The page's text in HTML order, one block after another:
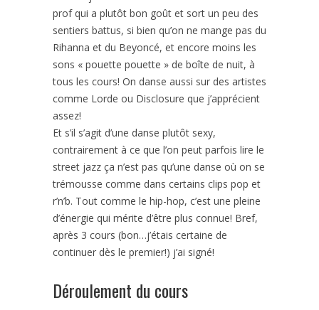
prof qui a plutôt bon goût et sort un peu des
sentiers battus, si bien qu’on ne mange pas du
Rihanna et du Beyoncé, et encore moins les
sons « pouette pouette » de boîte de nuit, à
tous les cours! On danse aussi sur des artistes
comme Lorde ou Disclosure que j’apprécient
assez!
Et s’il s’agit d’une danse plutôt sexy,
contrairement à ce que l’on peut parfois lire le
street jazz ça n’est pas qu’une danse où on se
trémousse comme dans certains clips pop et
r’n’b. Tout comme le hip-hop, c’est une pleine
d’énergie qui mérite d’être plus connue! Bref,
après 3 cours (bon…j’étais certaine de
continuer dès le premier!) j’ai signé!
Déroulement du cours